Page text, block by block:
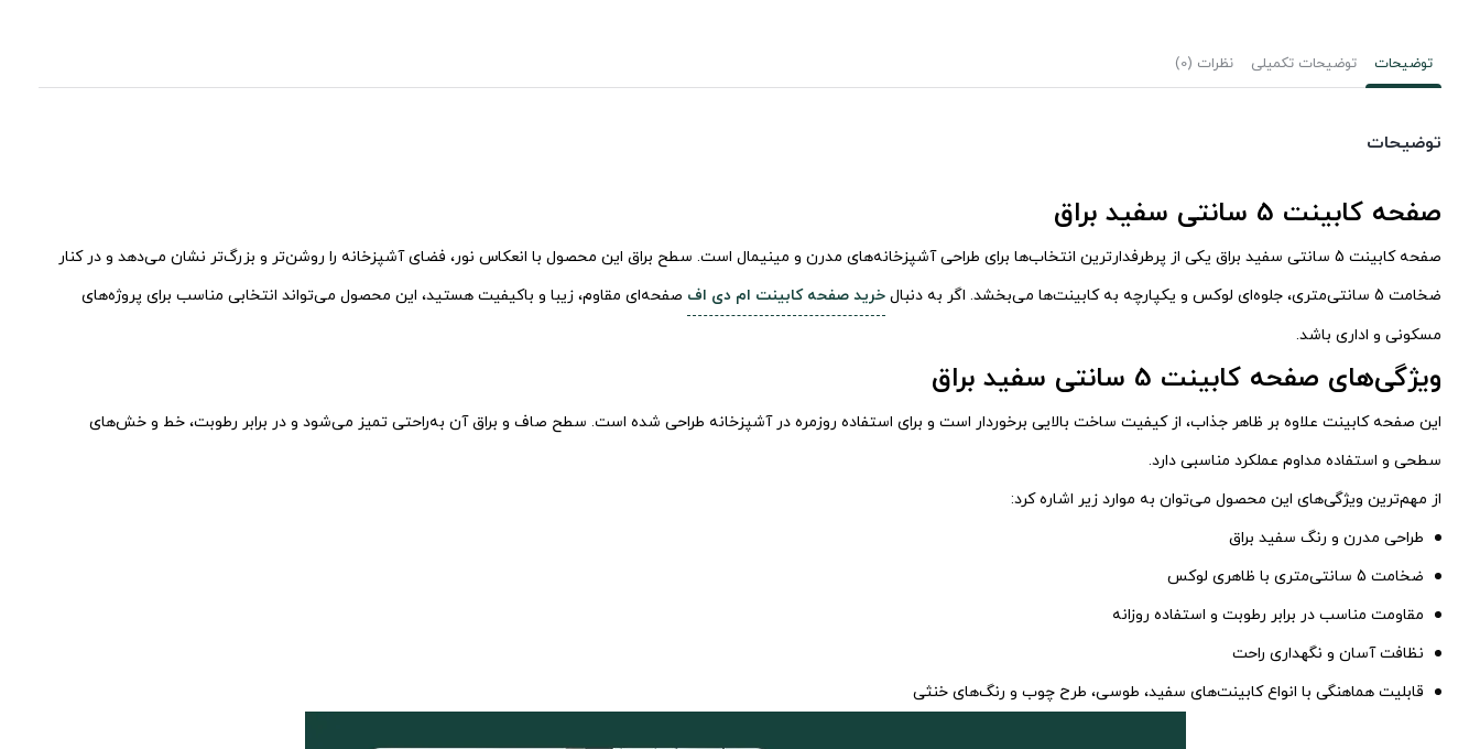
توضیحات توضیحات تکمیلی نظرات (0)
توضیحات
صفحه کابینت 5 سانتی سفید براق
صفحه کابینت 5 سانتی سفید براق یکی از پرطرفدارترین انتخاب‌ها برای طراحی آشپزخانه‌های مدرن و مینیمال است. سطح براق این محصول با انعکاس نور، فضای آشپزخانه را روشن‌تر و بزرگ‌تر نشان می‌دهد و در کنار
ضخامت 5 سانتی‌متری، جلوه‌ای لوکس و یکپارچه به کابینت‌ها می‌بخشد. اگر به دنبال
خرید صفحه کابینت ام دی اف صفحه‌ای مقاوم، زیبا و باکیفیت هستید، این محصول می‌تواند انتخابی مناسب برای پروژه‌های
مسکونی و اداری باشد.
ویژگی‌های صفحه کابینت 5 سانتی سفید براق
این صفحه کابینت علاوه بر ظاهر جذاب، از کیفیت ساخت بالایی برخوردار است و برای استفاده روزمره در آشپزخانه طراحی شده است. سطح صاف و براق آن به‌راحتی تمیز می‌شود و در برابر رطوبت، خط و خش‌های
سطحی و استفاده مداوم عملکرد مناسبی دارد.
از مهم‌ترین ویژگی‌های این محصول می‌توان به موارد زیر اشاره کرد:
طراحی مدرن و رنگ سفید براق
ضخامت 5 سانتی‌متری با ظاهری لوکس
مقاومت مناسب در برابر رطوبت و استفاده روزانه
نظافت آسان و نگهداری راحت
قابلیت هماهنگی با انواع کابینت‌های سفید، طوسی، طرح چوب و رنگ‌های خنثی